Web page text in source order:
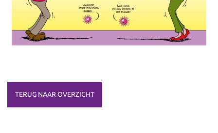
TERUG NAAR OVERZICHT